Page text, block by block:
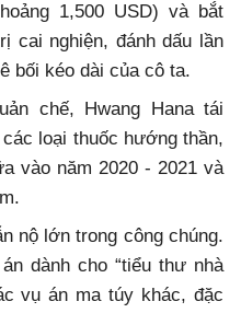
1,500 USD) và bắt
cai nghiện, đánh dấu lần
bối kéo dài của cô ta.
chế, Hwang Hana tái
loại thuốc hướng thần,
vào năm 2020 - 2021 và
nộ lớn trong công chúng.
dành cho “tiểu thư nhà
vụ án ma túy khác, đặc